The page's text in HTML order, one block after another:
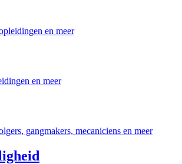
en meer
en meer
gangmakers, mecaniciens en meer